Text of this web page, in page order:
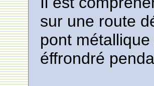
sur une route
pont
éffrondré